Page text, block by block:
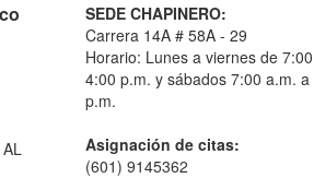
SEDE CHAPINERO:
Carrera 14A # 58A - 29
Horario: Lunes a viernes de
4:00 p.m. y sábados 7:00 a.m. a
p.m.
Asignación de citas:
(601) 9145362